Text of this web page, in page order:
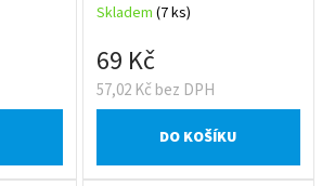
Skladem (7 ks)
57,02 Kč bez DPH
69 Kč
DO KOŠÍKU